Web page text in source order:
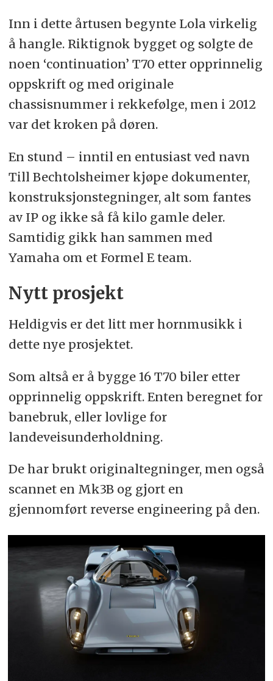
Inn i dette årtusen begynte Lola virkelig
å hangle. Riktignok bygget og solgte de
noen ‘continuation’ T70 etter opprinnelig
oppskrift og med originale
chassisnummer i rekkefølge, men i 2012
var det kroken på døren.
En stund – inntil en entusiast ved navn
Till Bechtolsheimer kjøpe dokumenter,
konstruksjonstegninger, alt som fantes
av IP og ikke så få kilo gamle deler.
Samtidig gikk han sammen med
Yamaha om et Formel E team.
Nytt prosjekt
Heldigvis er det litt mer hornmusikk i
dette nye prosjektet.
Som altså er å bygge 16 T70 biler etter
opprinnelig oppskrift. Enten beregnet for
banebruk, eller lovlige for
landeveisunderholdning.
De har brukt originaltegninger, men også
scannet en Mk3B og gjort en
gjennomført reverse engineering på den.